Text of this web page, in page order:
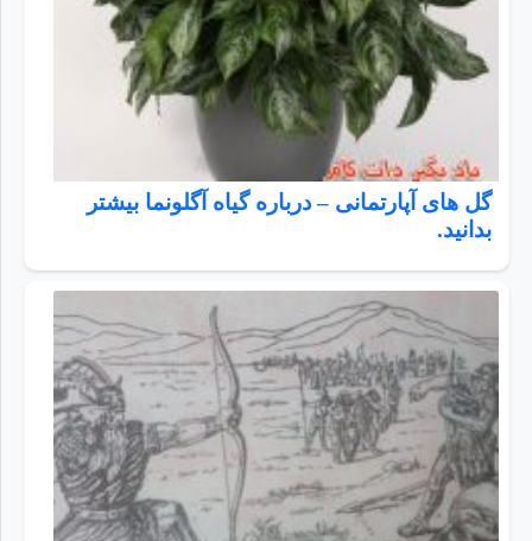
گل های آپارتمانی – درباره گیاه آگلونما بیشتر
بدانید.